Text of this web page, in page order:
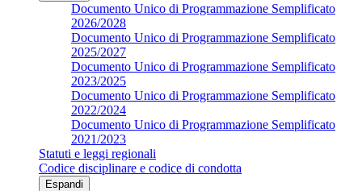
Documento Unico di Programmazione Semplificato
2026/2028
Documento Unico di Programmazione Semplificato
2025/2027
Documento Unico di Programmazione Semplificato
2023/2025
Documento Unico di Programmazione Semplificato
2022/2024
Documento Unico di Programmazione Semplificato
2021/2023
Statuti e leggi regionali
Codice disciplinare e codice di condotta
Espandi